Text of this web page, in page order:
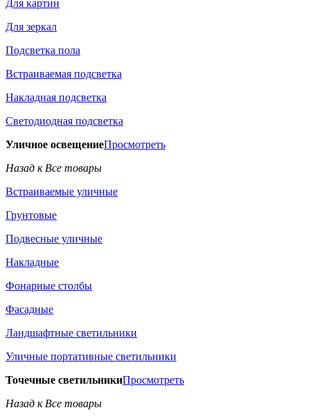
Для картин
Для зеркал
Подсветка пола
Встраиваемая подсветка
Накладная подсветка
Светодиодная подсветка
Уличное освещениеПросмотреть
Назад к Все товары
Встраиваемые уличные
Грунтовые
Подвесные уличные
Накладные
Фонарные столбы
Фасадные
Ландшафтные светильники
Уличные портативные светильники
Точечные светильникиПросмотреть
Назад к Все товары